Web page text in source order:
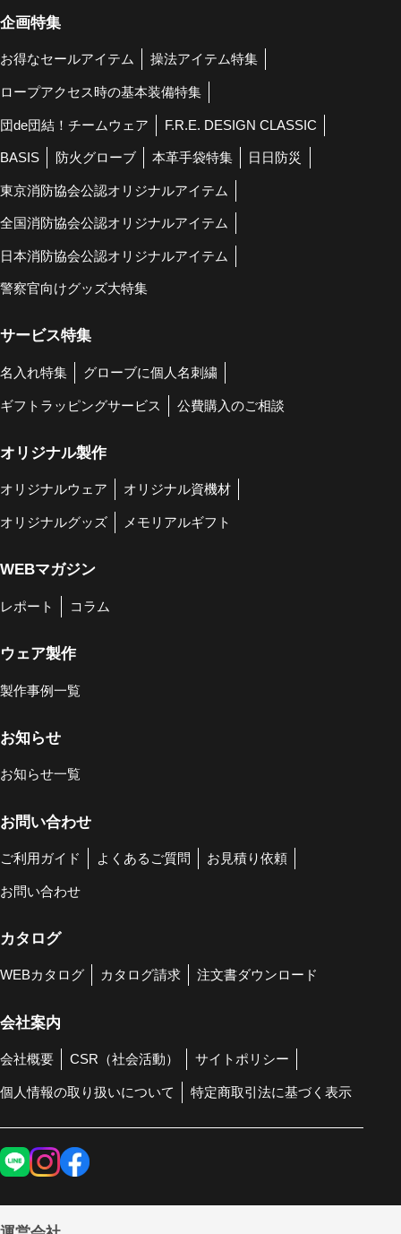
企画特集
お得なセールアイテム 操法アイテム特集
ロープアクセス時の基本装備特集
団de団結！チームウェア F.R.E. DESIGN CLASSIC
BASIS 防火グローブ 本革手袋特集 日日防災
東京消防協会公認オリジナルアイテム
全国消防協会公認オリジナルアイテム
日本消防協会公認オリジナルアイテム
警察官向けグッズ大特集
サービス特集
名入れ特集 グローブに個人名刺繍
ギフトラッピングサービス 公費購入のご相談
オリジナル製作
オリジナルウェア オリジナル資機材
オリジナルグッズ メモリアルギフト
WEBマガジン
レポート コラム
ウェア製作
製作事例一覧
お知らせ
お知らせ一覧
お問い合わせ
ご利用ガイド よくあるご質問 お見積り依頼
お問い合わせ
カタログ
WEBカタログ カタログ請求 注文書ダウンロード
会社案内
会社概要 CSR（社会活動） サイトポリシー
個人情報の取り扱いについて 特定商取引法に基づく表示